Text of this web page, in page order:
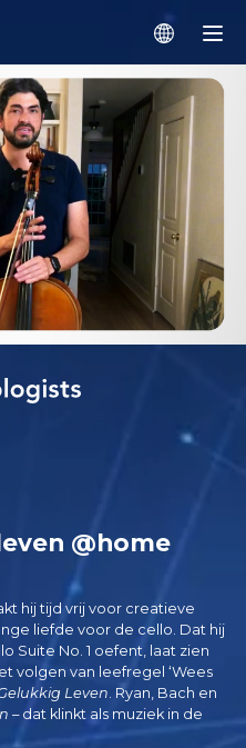
@home
hij tijd vrij voor creatieve
liefde voor de cello. Dat hij
Suite No. 1 oefent, laat zien
volgen van leefregel ‘Wees
Leven . Ryan, Bach en
– dat klinkt als muziek in de